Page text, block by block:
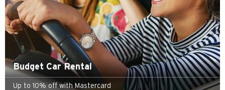
Budget Car Rental
Up to 10% off with Mastercard
Potwierdź
POPULARNE
POPULARNE
Bangkok, Thailand
Hongkong